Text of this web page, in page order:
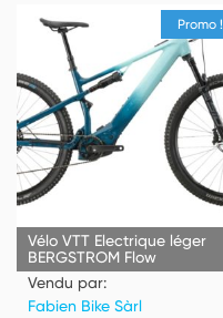
Promo !
Vélo VTT Electrique léger
BERGSTROM Flow
Vendu par:
Fabien Bike Sàrl